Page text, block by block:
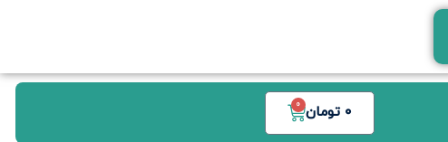
0 تومان 0